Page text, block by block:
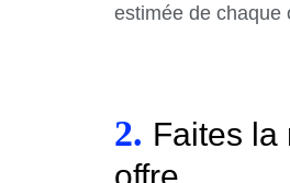
estimée de chaque
2. Faites la